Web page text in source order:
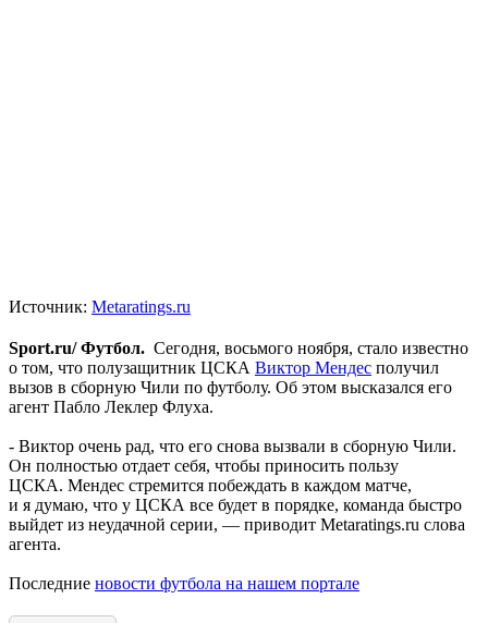
Источник: Metaratings.ru
Sport.ru/ Футбол. Сегодня, восьмого ноября, стало известно
о том, что полузащитник ЦСКА Виктор Мендес получил
вызов в сборную Чили по футболу. Об этом высказался его
агент Пабло Леклер Флуха.
- Виктор очень рад, что его снова вызвали в сборную Чили.
Он полностью отдает себя, чтобы приносить пользу
ЦСКА. Мендес стремится побеждать в каждом матче,
и я думаю, что у ЦСКА все будет в порядке, команда быстро
выйдет из неудачной серии, — приводит Metaratings.ru слова
агента.
Последние новости футбола на нашем портале